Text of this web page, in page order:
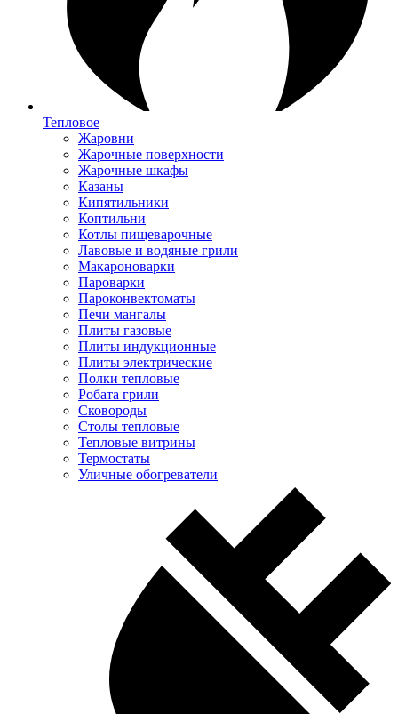
Тепловое
Жаровни
Жарочные поверхности
Жарочные шкафы
Казаны
Кипятильники
Коптильни
Котлы пищеварочные
Лавовые и водяные грили
Макароноварки
Пароварки
Пароконвектоматы
Печи мангалы
Плиты газовые
Плиты индукционные
Плиты электрические
Полки тепловые
Робата грили
Сковороды
Столы тепловые
Тепловые витрины
Термостаты
Уличные обогреватели